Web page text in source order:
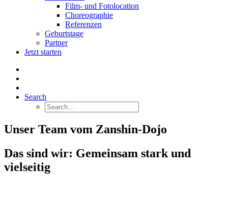
Film- und Fotolocation
Choreographie
Referenzen
Geburtstage
Partner
Jetzt starten
Search
Unser Team vom Zanshin-Dojo
Das sind wir: Gemeinsam stark und
vielseitig